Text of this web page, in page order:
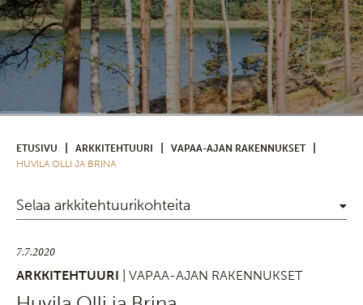
ETUSIVU ARKKITEHTUURI VAPAA-AJAN RAKENNUKSET
HUVILA OLLI JA BRINA
Selaa arkkitehtuurikohteita
7.7.2020
ARKKITEHTUURI
| VAPAA-AJAN RAKENNUKSET